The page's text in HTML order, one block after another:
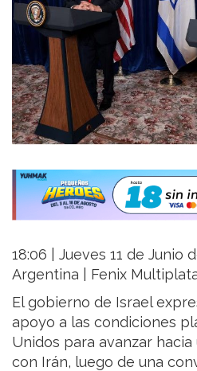
18:06 | Jueves 11 de Junio
Argentina | Fenix
El gobierno de Israel
apoyo a las condiciones
Unidos para avanzar
con Irán, luego de una